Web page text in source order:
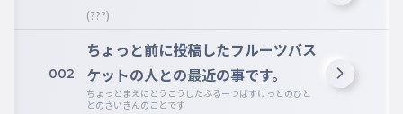
(???)
002
ちょっと前に投稿したフルーツバス
ケットの人との最近の事です。
ちょっとまえにとうこうしたふるーつばすけっとのひと
とのさいきんのことです